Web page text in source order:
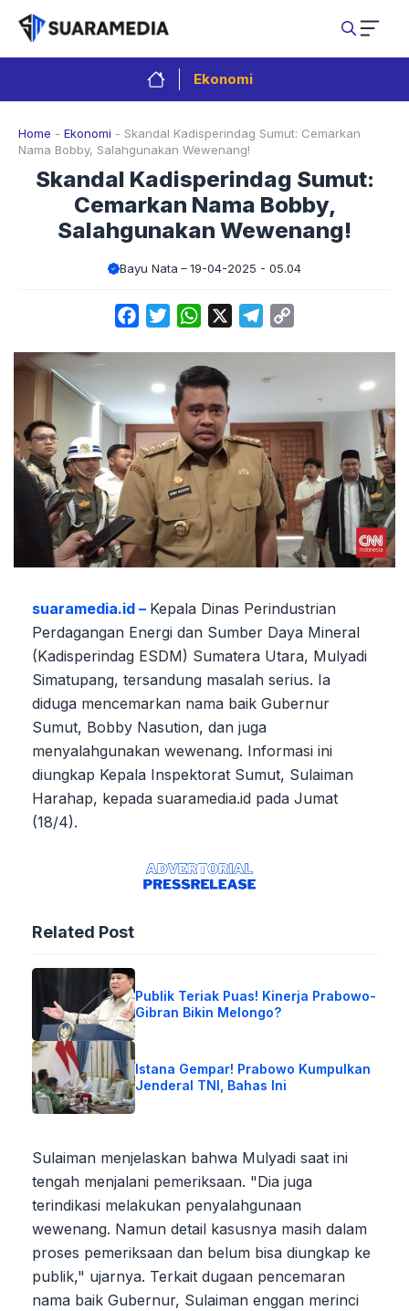
Langsung
isi
Ekonomi
Home - Ekonomi - Skandal Kadisperindag Sumut: Cemarkan
Nama Bobby, Salahgunakan Wewenang!
Skandal Kadisperindag Sumut:
Cemarkan Nama Bobby,
Salahgunakan Wewenang!
Bayu Nata 19-04-2025 - 05.04
FacebookTwitterWhatsApp Telegram
suaramedia.id – Kepala Dinas Perindustrian
Perdagangan Energi dan Sumber Daya Mineral
(Kadisperindag ESDM) Sumatera Utara, Mulyadi
Simatupang, tersandung masalah serius. Ia
diduga mencemarkan nama baik Gubernur
Sumut, Bobby Nasution, dan juga
menyalahgunakan wewenang. Informasi ini
diungkap Kepala Inspektorat Sumut, Sulaiman
Harahap, kepada suaramedia.id pada Jumat
(18/4).
Related Post
Publik Teriak Puas! Kinerja Prabowo-
Gibran Bikin Melongo?
Istana Gempar! Prabowo Kumpulkan
Jenderal TNI, Bahas Ini
Sulaiman menjelaskan bahwa Mulyadi saat ini
tengah menjalani pemeriksaan. "Dia juga
terindikasi melakukan penyalahgunaan
wewenang. Namun detail kasusnya masih dalam
proses pemeriksaan dan belum bisa diungkap ke
publik," ujarnya. Terkait dugaan pencemaran
nama baik Gubernur, Sulaiman enggan merinci